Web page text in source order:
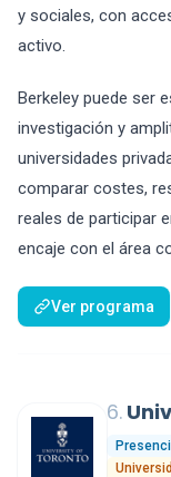
y sociales, con
activo.
Berkeley puede ser
investigación y
universidades
comparar costes,
reales de participar
encaje con el área
Ver programa
6.